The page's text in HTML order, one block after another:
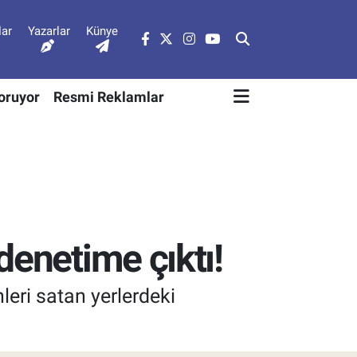
Yazarlar Künye
Resmi Reklamlar
çıktı!
satan yerlerdeki